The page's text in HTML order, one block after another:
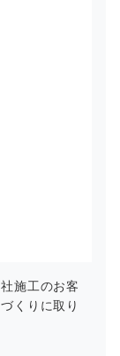
施工のお客
くりに取り